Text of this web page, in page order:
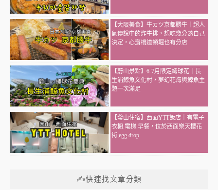
【大阪美食】牛カツ京都勝牛｜超人
氣傳說中的炸牛排，想吃幾分熟自己
決定，心齋橋道頓堀也有分店
【蔚山景點】6-7月限定繡球花｜長
生浦鯨魚文化村，夢幻花海與鯨魚主
題一次滿足
【釜山住宿】西面YTT飯店｜有電子
衣櫥.電梯.早餐，位於西面樂天櫻花
街,egg drop
✍快速找文章分類